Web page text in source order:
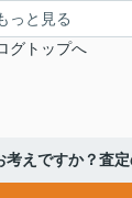
っと見る
グトップへ
考えですか？査